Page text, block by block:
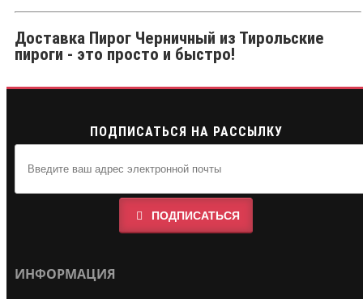
Доставка Пирог Черничный из Тирольские
пироги - это просто и быстро!
ПОДПИСАТЬСЯ НА РАССЫЛКУ
ПОДПИСАТЬСЯ
ИНФОРМАЦИЯ